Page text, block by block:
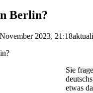
Berlin?
2023, 21:18
Sie
etwas